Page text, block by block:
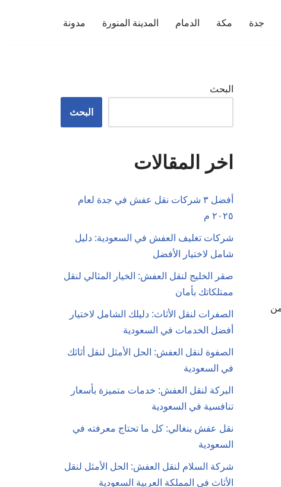
جدة مكة الدمام المدينة المنورة مدونة
البحث
البحث
اخر المقالات
أفضل ٣ شركات نقل عفش في جدة لعام
٢٠٢٥ م
شركات تغليف العفش في السعودية: دليل
شامل لاختيار الأفضل
صقر الخليج لنقل العفش: الخيار المثالي لنقل
ممتلكاتك بأمان
الصفرات لنقل الأثاث: دليلك الشامل لاختيار
أفضل الخدمات في السعودية
الصفوة لنقل العفش: الحل الأمثل لنقل أثاثك
في السعودية
البركة لنقل العفش: خدمات متميزة بأسعار
تنافسية في السعودية
نقل عفش بنغالي: كل ما تحتاج معرفته في
السعودية
شركة السلام لنقل العفش: الحل الأمثل لنقل
الأثاث في المملكة العربية السعودية